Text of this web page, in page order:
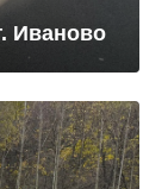
Иваново